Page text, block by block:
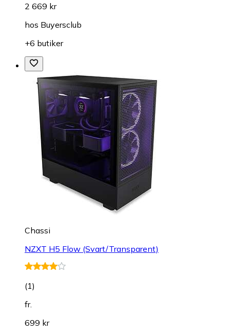
2 669 kr
hos Buyersclub
+6 butiker
Chassi
NZXT H5 Flow (Svart/Transparent)
(1)
fr.
699 kr